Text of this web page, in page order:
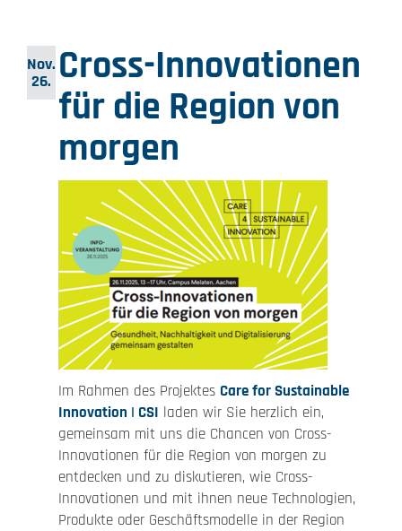
Nov.
26. Cross-Innovationen
für die Region von
morgen
Im Rahmen des Projektes Care for Sustainable
Innovation | CSI laden wir Sie herzlich ein,
gemeinsam mit uns die Chancen von Cross-
Innovationen für die Region von morgen zu
entdecken und zu diskutieren, wie Cross-
Innovationen und mit ihnen neue Technologien,
Produkte oder Geschäftsmodelle in der Region